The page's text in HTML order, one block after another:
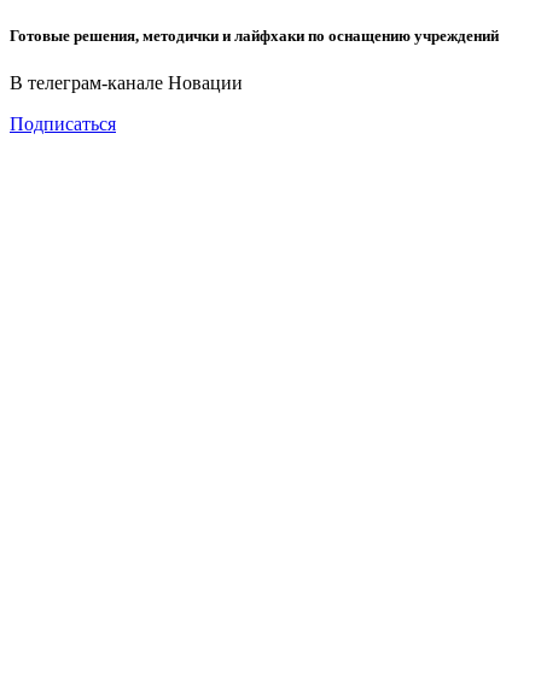
Готовые решения, методички и лайфхаки по оснащению учреждений
В телеграм-канале Новации
Подписаться